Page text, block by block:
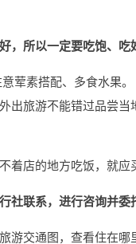
，所以一定要吃饱、吃
荤素搭配、多食水果
出旅游不能错过品尝
着店的地方吃饭，就
社联系，进行咨询并委
游交通图，查看住在